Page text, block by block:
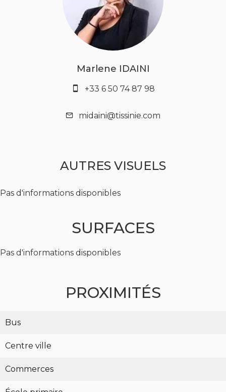
Marlene IDAINI
+33 6 50 74 87 98
midaini@tissinie.com
AUTRES VISUELS
Pas d'informations disponibles
SURFACES
Pas d'informations disponibles
PROXIMITÉS
Bus
Centre ville
Commerces